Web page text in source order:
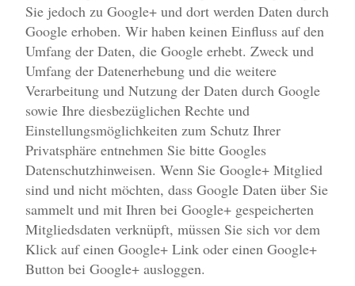
Sie jedoch zu Google+ und dort werden Daten durch
Google erhoben. Wir haben keinen Einfluss auf den
Umfang der Daten, die Google erhebt. Zweck und
Umfang der Datenerhebung und die weitere
Verarbeitung und Nutzung der Daten durch Google
sowie Ihre diesbezüglichen Rechte und
Einstellungsmöglichkeiten zum Schutz Ihrer
Privatsphäre entnehmen Sie bitte Googles
Datenschutzhinweisen. Wenn Sie Google+ Mitglied
sind und nicht möchten, dass Google Daten über Sie
sammelt und mit Ihren bei Google+ gespeicherten
Mitgliedsdaten verknüpft, müssen Sie sich vor dem
Klick auf einen Google+ Link oder einen Google+
Button bei Google+ ausloggen.